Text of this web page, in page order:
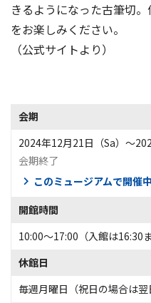
きるようになった古筆切
をお楽しみください。
（公式サイトより）
会期
2024年12月21日（Sa）〜
会期終了
このミュージアムで開催
開館時間
10:00～17:00（入館は16:30ま
休館日
毎週月曜日（祝日の場合は